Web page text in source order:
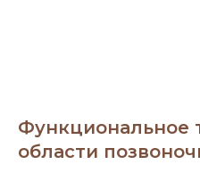
Функциональное
области